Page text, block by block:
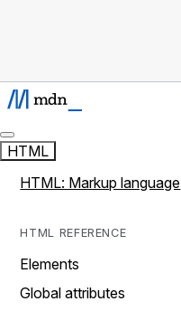
HTML
HTML: Markup language
HTML REFERENCE
Elements
Global attributes